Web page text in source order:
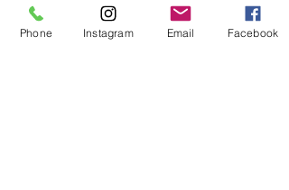
Phone Instagram Email Facebook